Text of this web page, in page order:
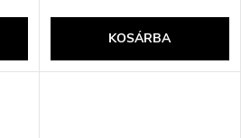
KOSÁRBA